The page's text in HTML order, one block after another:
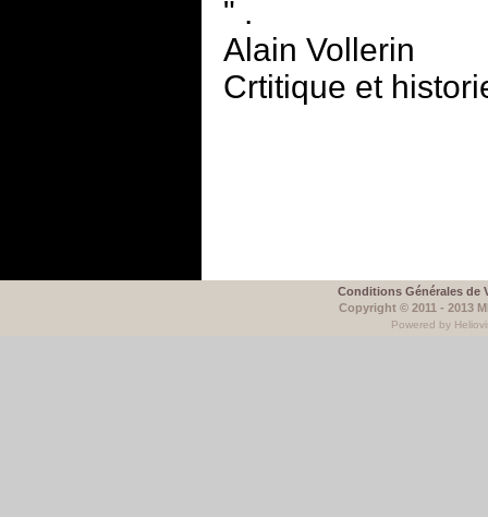
" .
Alain Vollerin
Crtitique et
Conditions Générales de
Copyright © 2011 - 2013
Powered by